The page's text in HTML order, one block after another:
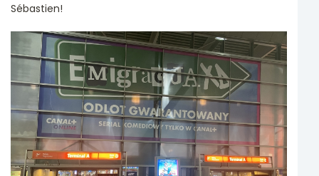
Sébastien!